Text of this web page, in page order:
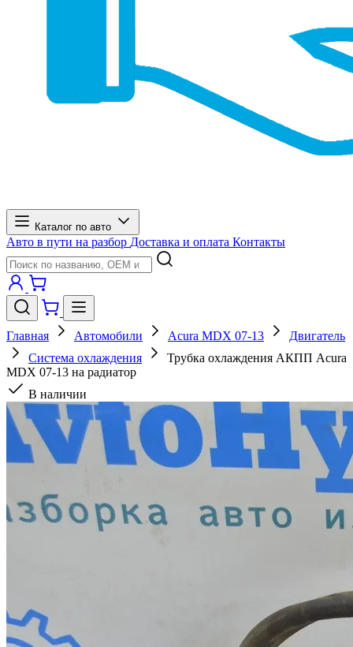
Каталог по авто
Авто в пути на разбор Доставка и оплата Контакты
Главная Автомобили Acura MDX 07-13
Двигатель
Система охлаждения
Трубка охлаждения АКПП Acura
MDX 07-13 на радиатор
В наличии